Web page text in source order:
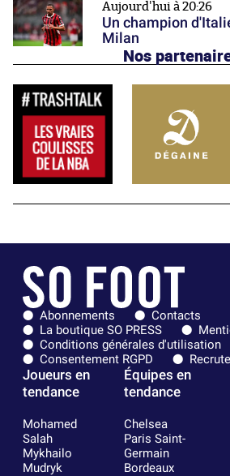
Aujourd'hui à 20:26
Un champion
Milan
Nos
Abonnements
Contacts
La boutique SO PRESS
Conditions générales d'utilisation
Consentement RGPD
Joueurs en
tendance
Mohamed
Salah
Mykhailo
Mudryk
Équipes en
tendance
Chelsea
Paris Saint-
Germain
Bordeaux